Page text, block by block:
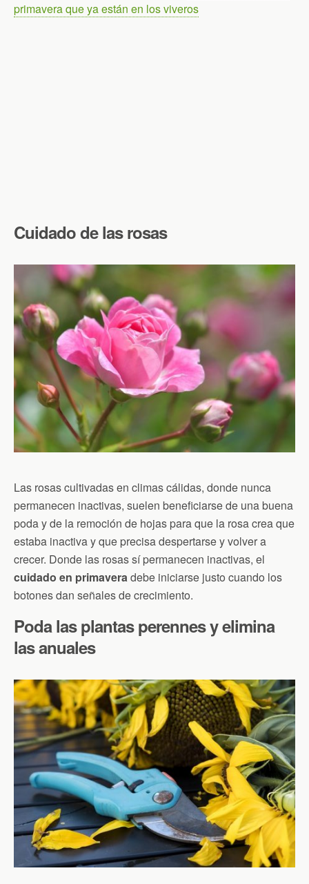
primavera que ya están en los viveros
Cuidado de las rosas
Las rosas cultivadas en climas cálidas, donde nunca
permanecen inactivas, suelen beneficiarse de una buena
poda y de la remoción de hojas para que la rosa crea que
estaba inactiva y que precisa despertarse y volver a
crecer. Donde las rosas sí permanecen inactivas, el
cuidado en primaveradebe iniciarse justo cuando los
botones dan señales de crecimiento.
Poda las plantas perennes y elimina
las anuales